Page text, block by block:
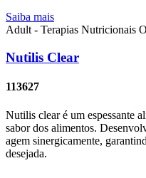
Saiba mais
Adult - Terapias Nutricionais
Nutilis Clear
113627
Nutilis clear é um espessante
sabor dos alimentos.
agem sinergicamente,
desejada.